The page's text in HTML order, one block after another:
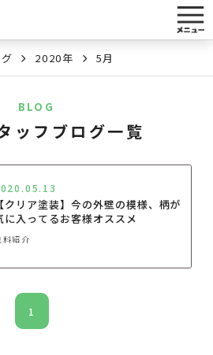
2020年 5月
BLOG
ッフブログ一覧
【クリア塗装】今の外壁の模様、柄が
に入ってるお客様オススメ
料紹介
1